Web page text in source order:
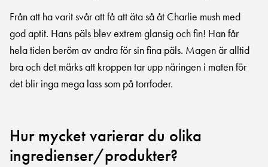
Från att ha varit svår att få att äta så åt Charlie mush med
god aptit. Hans päls blev extrem glansig och fin! Han får
hela tiden beröm av andra för sin fina päls. Magen är alltid
bra och det märks att kroppen tar upp näringen i maten för
det blir inga mega lass som på torrfoder.
Hur mycket varierar du olika
ingredienser/produkter?